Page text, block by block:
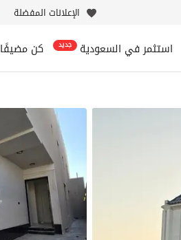
الإعلانات المفضلة
استثمر في السعودية جديد كن مضيفًا